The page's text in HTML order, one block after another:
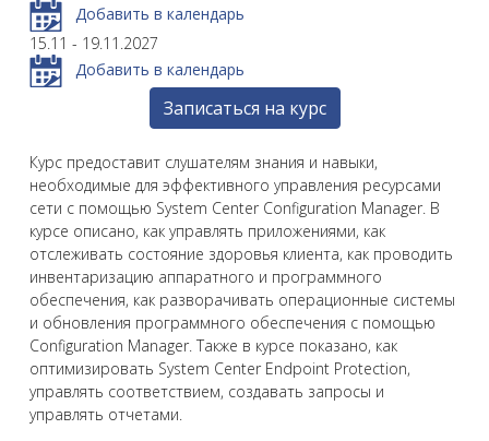
Курс предоставит слушателям знания и навыки,
необходимые для эффективного управления ресурсами
сети с помощью System Center Configuration Manager. В
курсе описано, как управлять приложениями, как
отслеживать состояние здоровья клиента, как проводить
инвентаризацию аппаратного и программного
обеспечения, как разворачивать операционные системы
и обновления программного обеспечения с помощью
Configuration Manager. Также в курсе показано, как
оптимизировать System Center Endpoint Protection,
управлять соответствием, создавать запросы и
управлять отчетами.
Добавить в календарь
15.11 - 19.11.2027
Добавить в календарь
Записаться на курс